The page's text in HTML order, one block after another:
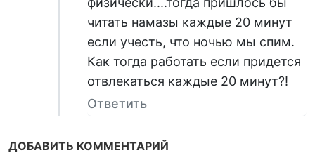
читать намазы каждые 20 минут
если учесть, что ночью мы спим.
Как тогда работать если придется
отвлекаться каждые 20 минут?!
Ответить
ДОБАВИТЬ КОММЕНТАРИЙ